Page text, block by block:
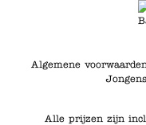
Algemene
Jongens
Alle prijzen zijn